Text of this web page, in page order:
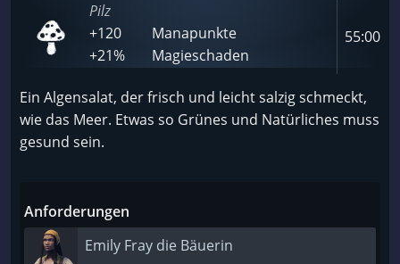
Pilz
+120
Manapunkte
+21%
Magieschaden
55:00
Ein Algensalat, der frisch und leicht salzig schmeckt,
wie das Meer. Etwas so Grünes und Natürliches muss
gesund sein.
Anforderungen
Emily Fray die Bäuerin